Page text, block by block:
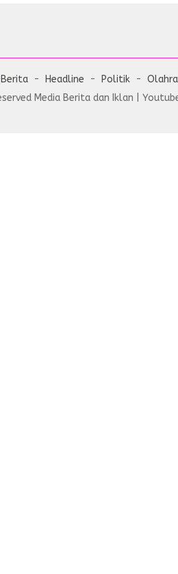
Berita Headline Politik
Media Berita dan Iklan |